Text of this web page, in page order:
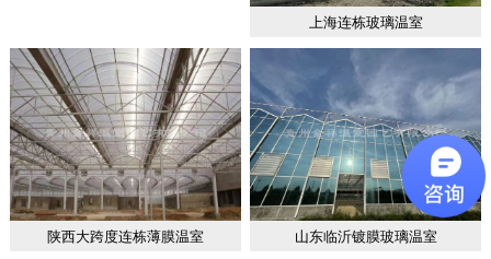
上海连栋玻璃温室
陕西大跨度连栋薄膜温室 山东临沂镀膜玻璃温室